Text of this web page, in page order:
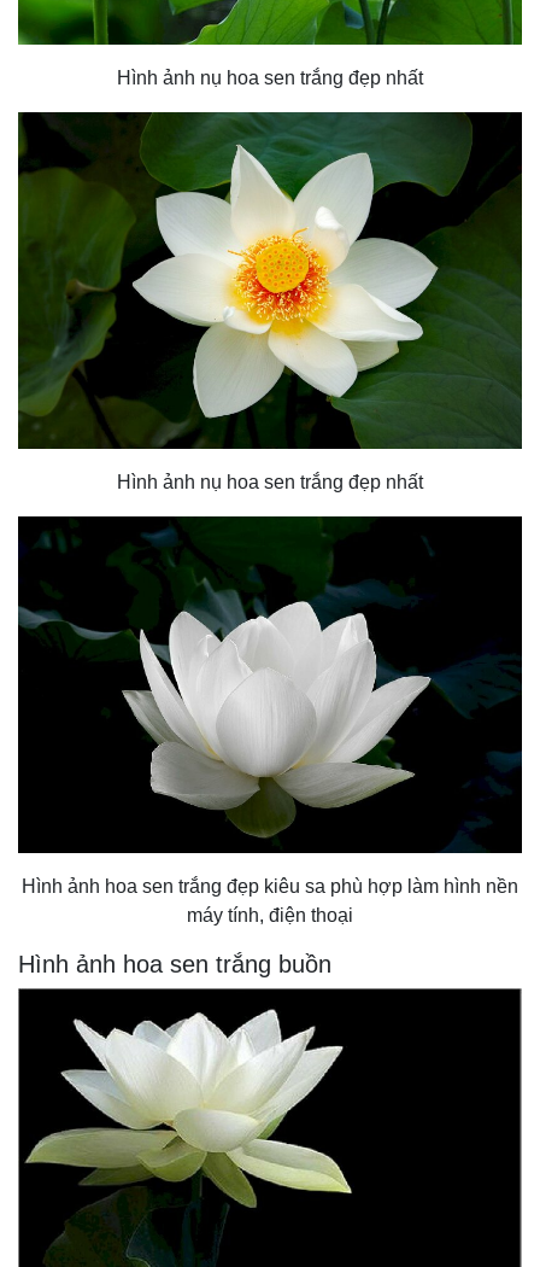
Hình ảnh nụ hoa sen trắng đẹp nhất
Hình ảnh nụ hoa sen trắng đẹp nhất
Hình ảnh hoa sen trắng đẹp kiêu sa phù hợp làm hình nền
máy tính, điện thoại
Hình ảnh hoa sen trắng buồn